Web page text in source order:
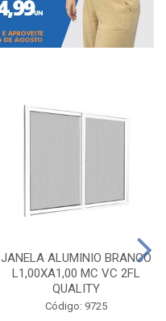
JANELA ALUMINIO BRANCO
L1,00XA1,00 MC VC 2FL
QUALITY
Código: 9725